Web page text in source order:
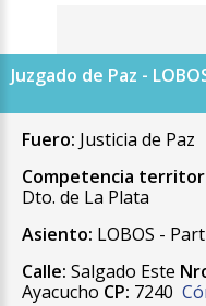
Juzgado de Paz -
Fuero: Justicia de Paz
Competencia
Dto. de La Plata
Asiento: LOBOS -
Calle: Salgado Este
Ayacucho CP: 7240